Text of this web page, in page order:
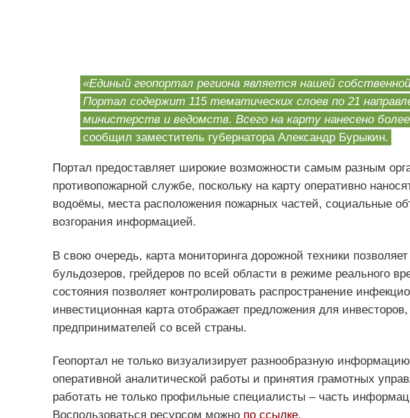
«Единый геопортал региона является нашей
Портал содержит 115 тематических слоев по 21
министерств и ведомств. Всего на карту нанесено
сообщил заместитель губернатора Александр Бурыкин.
Портал предоставляет широкие возможности самым разным
противопожарной службе, поскольку на карту оперативно
водоёмы, места расположения пожарных частей, социальные
возгорания информацией.
В свою очередь, карта мониторинга дорожной техники
бульдозеров, грейдеров по всей области в режиме реального
состояния позволяет контролировать распространение
инвестиционная карта отображает предложения для
предпринимателей со всей страны.
Геопортал не только визуализирует разнообразную
оперативной аналитической работы и принятия грамотных
работать не только профильные специалисты – часть
Воспользоваться ресурсом можно по ссылке.